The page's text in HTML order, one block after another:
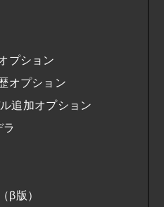
プション
オプション
追加オプション
ラ
β版）